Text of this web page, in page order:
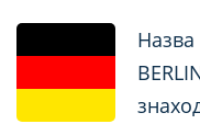
Назва